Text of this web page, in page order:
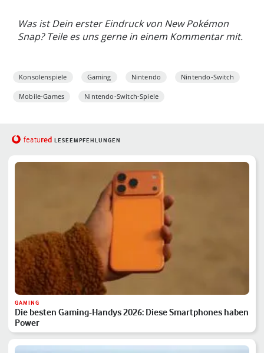
Was ist Dein erster Eindruck von New Pokémon
Snap? Teile es uns gerne in einem Kommentar mit.
Konsolenspiele Gaming Nintendo Nintendo-Switch
Mobile-Games Nintendo-Switch-Spiele
featured LESEEMPFEHLUNGEN
GAMING
Die besten Gaming-Handys 2026: Diese Smartphones haben
Power